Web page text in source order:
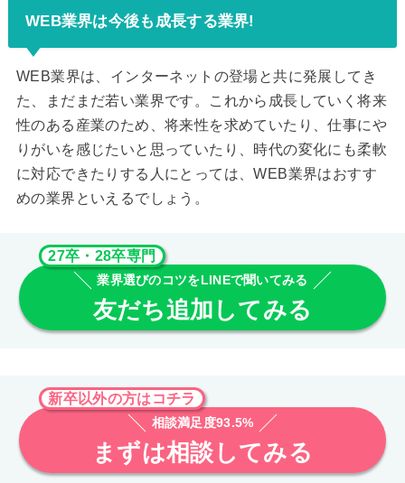
WEB業界は今後も成長する業界!
WEB業界は、インターネットの登場と共に発展してき
た、まだまだ若い業界です。これから成長していく将来
性のある産業のため、将来性を求めていたり、仕事にや
りがいを感じたいと思っていたり、時代の変化にも柔軟
に対応できたりする人にとっては、WEB業界はおすす
めの業界といえるでしょう。
27卒・28卒専門
業界選びのコツをLINEで聞いてみる
友だち追加してみる
新卒以外の方はコチラ
相談満足度93.5%
まずは相談してみる